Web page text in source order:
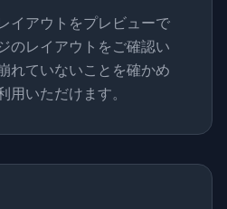
イアウトをプレビューで
のレイアウトをご確認い
れていないことを確かめ
いただけます。